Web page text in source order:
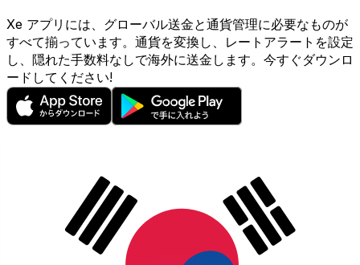
Xe アプリには、グローバル送金と通貨管理に必要なものが
すべて揃っています。通貨を変換し、レートアラートを設定
し、隠れた手数料なしで海外に送金します。今すぐダウンロ
ードしてください!